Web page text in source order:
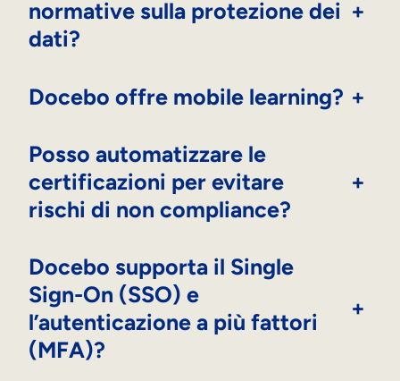
normative sulla protezione dei
dati?
+
Docebo offre mobile learning? +
Posso automatizzare le
certificazioni per evitare
rischi di non compliance?
+
Docebo supporta il Single
Sign-On (SSO) e
l’autenticazione a più fattori
(MFA)?
+